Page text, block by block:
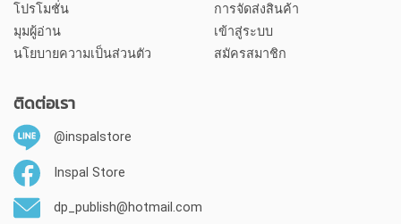
โปรโมชั่น
มุมผู้อ่าน
นโยบายความเป็นส่วนตัว
การจัดส่งสินค้า
เข้าสู่ระบบ
สมัครสมาชิก
ติดต่อเรา
@inspalstore
Inspal Store
dp_publish@hotmail.com